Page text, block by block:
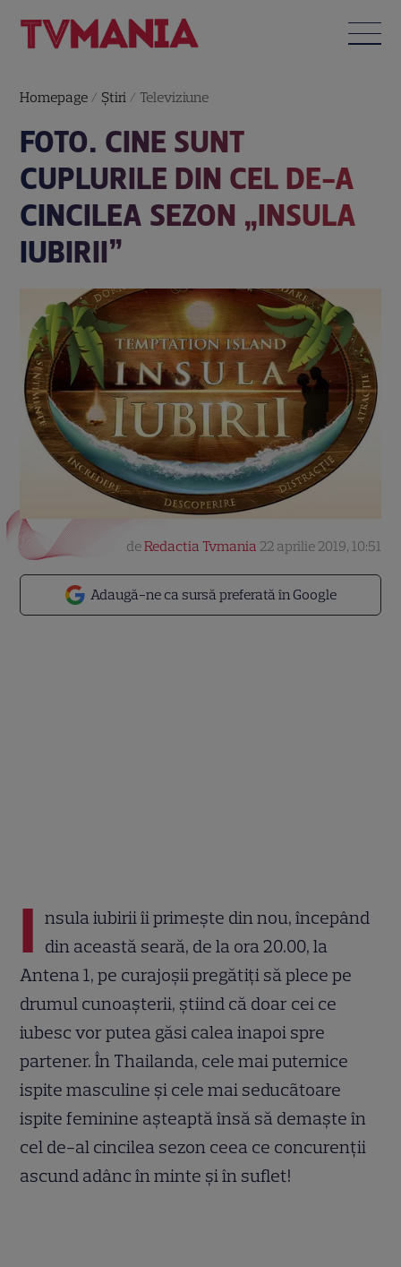
Homepage / Știri / Televiziune
FOTO. CINE SUNT
CUPLURILE DIN CEL DE-A
CINCILEA SEZON „INSULA
IUBIRII”
Adaugă-ne ca sursă preferată în Google
deRedactia Tvmania 22 aprilie 2019, 10:51
I nsula iubirii îi primește din nou, începând
din această seară, de la ora 20.00, la
Antena 1, pe curajoșii pregătiți să plece pe
drumul cunoașterii, știind că doar cei ce
iubesc vor putea găsi calea inapoi spre
partener. În Thailanda, cele mai puternice
ispite masculine și cele mai seducãtoare
ispite feminine așteaptă însă să demaște în
cel de-al cincilea sezon ceea ce concurenții
ascund adânc în minte și în suflet!